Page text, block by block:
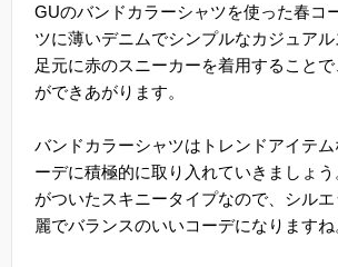
GUのバンドカラーシャツを使った春コ
ツに薄いデニムでシンプルなカジュアル
足元に赤のスニーカーを着用すること
ができあがります。
バンドカラーシャツはトレンドアイテム
ーデに積極的に取り入れていきましょ
がついたスキニータイプなので、シル
麗でバランスのいいコーデになりますね